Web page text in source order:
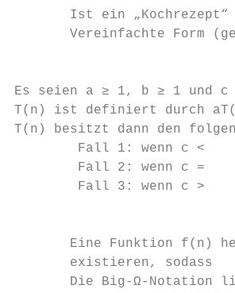
Ist ein
Vereinfachte Form
Es seien a ≥ 1, b ≥ 1 und c
T(n) ist definiert durch
T(n) besitzt dann den
Fall 1: wenn c <
Fall 2: wenn c =
Fall 3: wenn c >
Eine Funktion f(n)
existieren, sodass
Die Big-Ω-Notation